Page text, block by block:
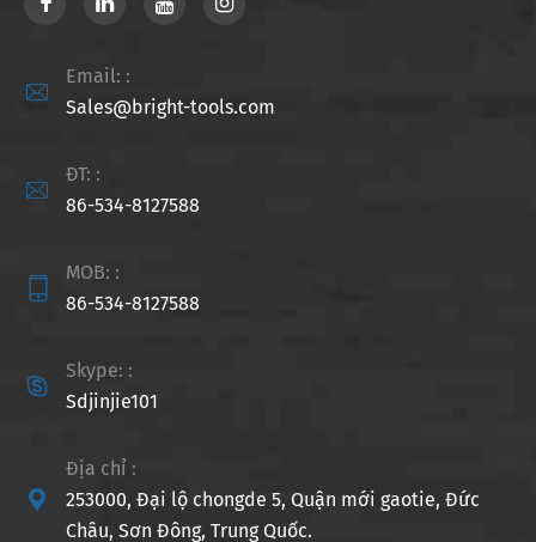

Email: :
Sales@bright-tools.com

ĐT: :
86-534-8127588

MOB: :
86-534-8127588

Skype: :
Sdjinjie101

Địa chỉ :
253000, Đại lộ chongde 5, Quận mới gaotie, Đức
Châu, Sơn Đông, Trung Quốc.